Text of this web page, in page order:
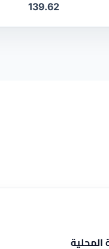
139.62
المحلية